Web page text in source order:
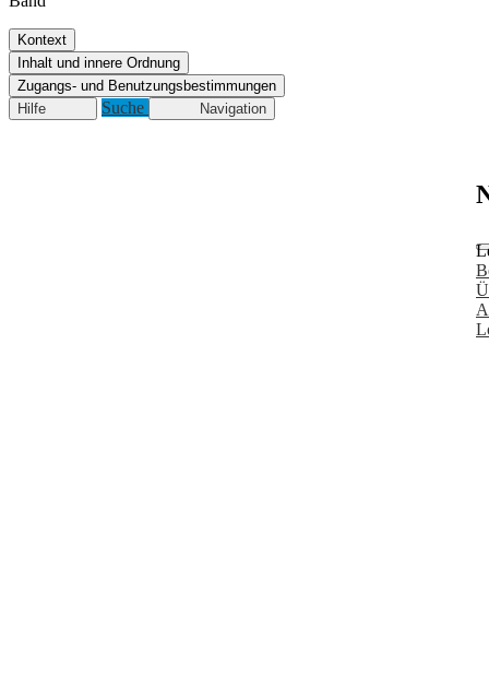
Kontext
Inhalt und innere Ordnung
Zugangs- und Benutzungsbestimmungen
Hilfe
Suche Navigation